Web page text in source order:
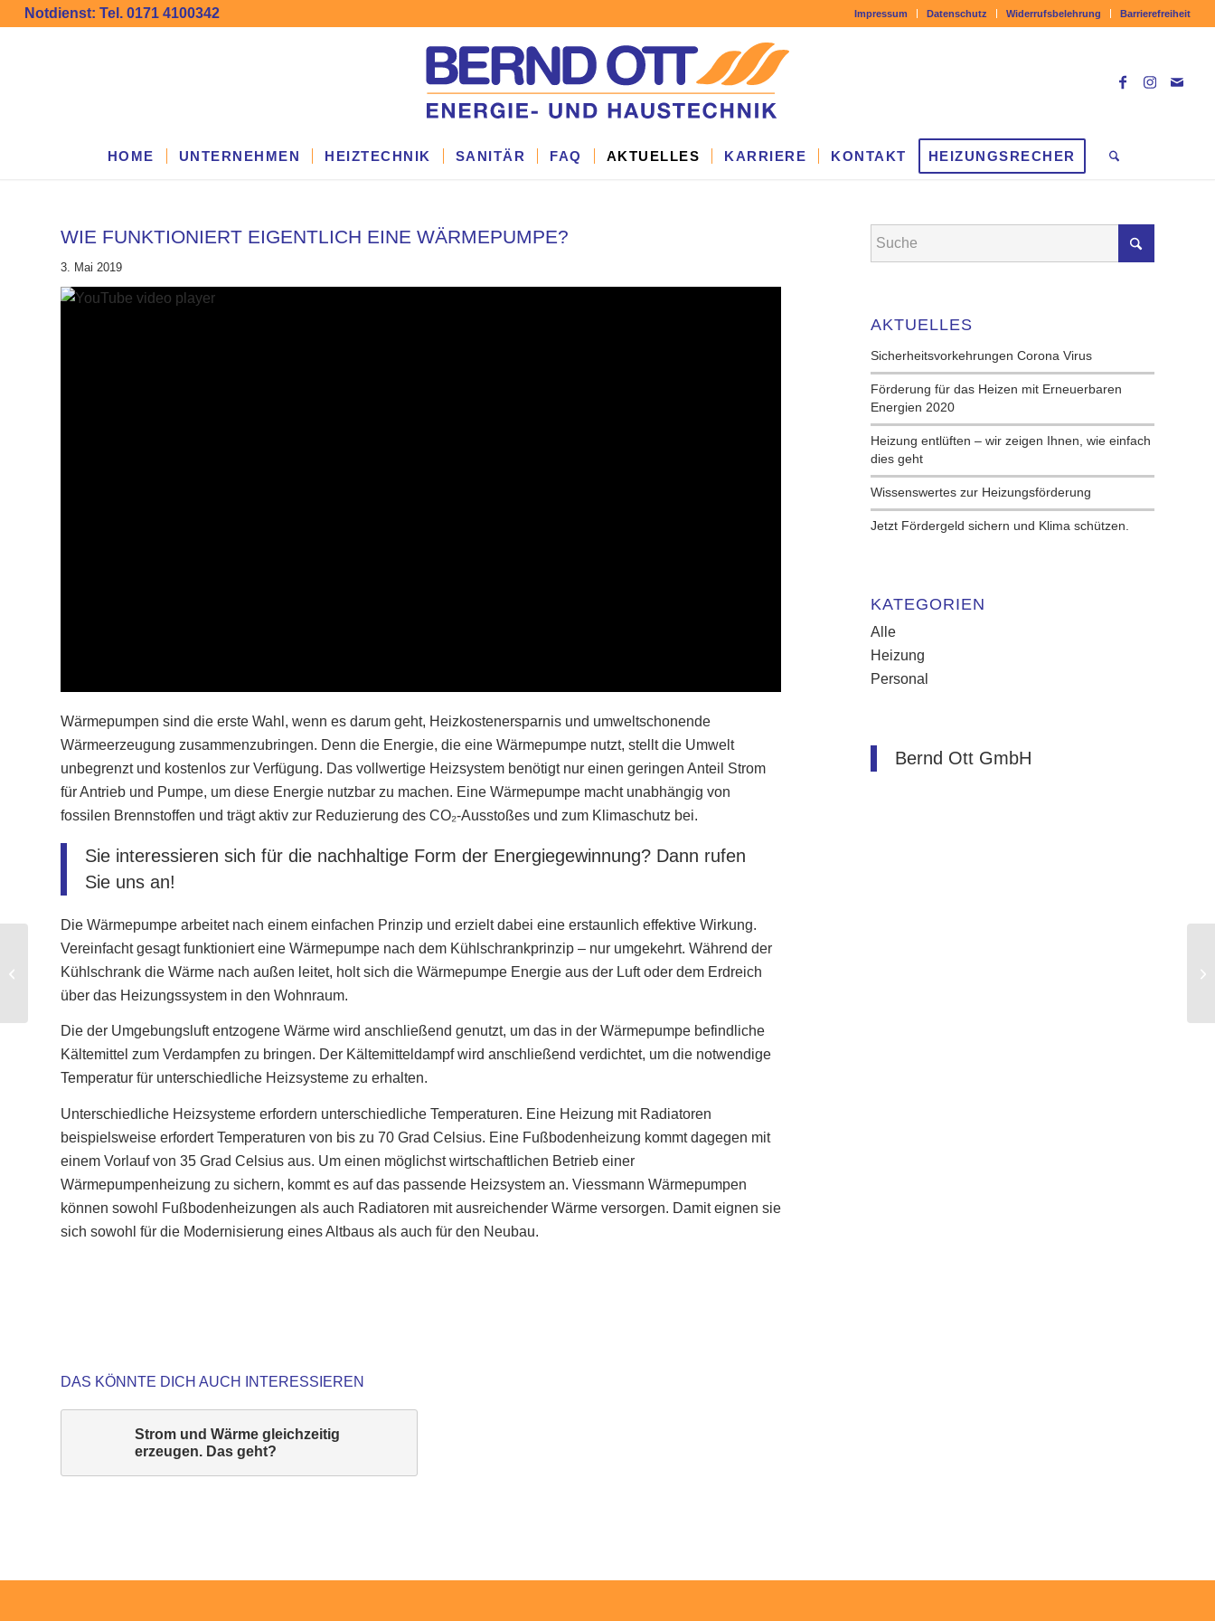
Impressum Datenschutz Widerrufsbelehrung Barrierefreiheit
Notdienst: Tel. 0171 4100342
HOME UNTERNEHMEN HEIZTECHNIK SANITÄR FAQ AKTUELLES KARRIERE KONTAKT HEIZUNGSRECHER
WIE FUNKTIONIERT EIGENTLICH EINE WÄRMEPUMPE?
3. Mai 2019
Wärmepumpen sind die erste Wahl, wenn es darum geht, Heizkostenersparnis und umweltschonende
Wärmeerzeugung zusammenzubringen. Denn die Energie, die eine Wärmepumpe nutzt, stellt die Umwelt
unbegrenzt und kostenlos zur Verfügung. Das vollwertige Heizsystem benötigt nur einen geringen Anteil Strom
für Antrieb und Pumpe, um diese Energie nutzbar zu machen. Eine Wärmepumpe macht unabhängig von
fossilen Brennstoffen und trägt aktiv zur Reduzierung des CO₂-Ausstoßes und zum Klimaschutz bei.
Sie interessieren sich für die nachhaltige Form der Energiegewinnung? Dann rufen
Sie uns an!
Die Wärmepumpe arbeitet nach einem einfachen Prinzip und erzielt dabei eine erstaunlich effektive Wirkung.
Vereinfacht gesagt funktioniert eine Wärmepumpe nach dem Kühlschrankprinzip – nur umgekehrt. Während der
Kühlschrank die Wärme nach außen leitet, holt sich die Wärmepumpe Energie aus der Luft oder dem Erdreich
über das Heizungssystem in den Wohnraum.
Die der Umgebungsluft entzogene Wärme wird anschließend genutzt, um das in der Wärmepumpe befindliche
Kältemittel zum Verdampfen zu bringen. Der Kältemitteldampf wird anschließend verdichtet, um die notwendige
Temperatur für unterschiedliche Heizsysteme zu erhalten.
Unterschiedliche Heizsysteme erfordern unterschiedliche Temperaturen. Eine Heizung mit Radiatoren
beispielsweise erfordert Temperaturen von bis zu 70 Grad Celsius. Eine Fußbodenheizung kommt dagegen mit
einem Vorlauf von 35 Grad Celsius aus. Um einen möglichst wirtschaftlichen Betrieb einer
Wärmepumpenheizung zu sichern, kommt es auf das passende Heizsystem an. Viessmann Wärmepumpen
können sowohl Fußbodenheizungen als auch Radiatoren mit ausreichender Wärme versorgen. Damit eignen sie
sich sowohl für die Modernisierung eines Altbaus als auch für den Neubau.
DAS KÖNNTE DICH AUCH INTERESSIEREN
Strom und Wärme gleichzeitig
erzeugen. Das geht?
AKTUELLES
Sicherheitsvorkehrungen Corona Virus
Förderung für das Hei­zen mit Er­neu­er­ba­ren
Ener­gi­en 2020
Heizung entlüften – wir zeigen Ihnen, wie einfach
dies geht
Wissenswertes zur Heizungsförderung
Jetzt Fördergeld sichern und Klima schützen.
KATEGORIEN
Alle
Heizung
Personal
Bernd Ott GmbH
Strom und Wärme
gleichzeitig erzeugen.
Das geht?